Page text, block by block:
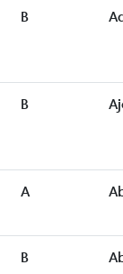
B
B
A
B